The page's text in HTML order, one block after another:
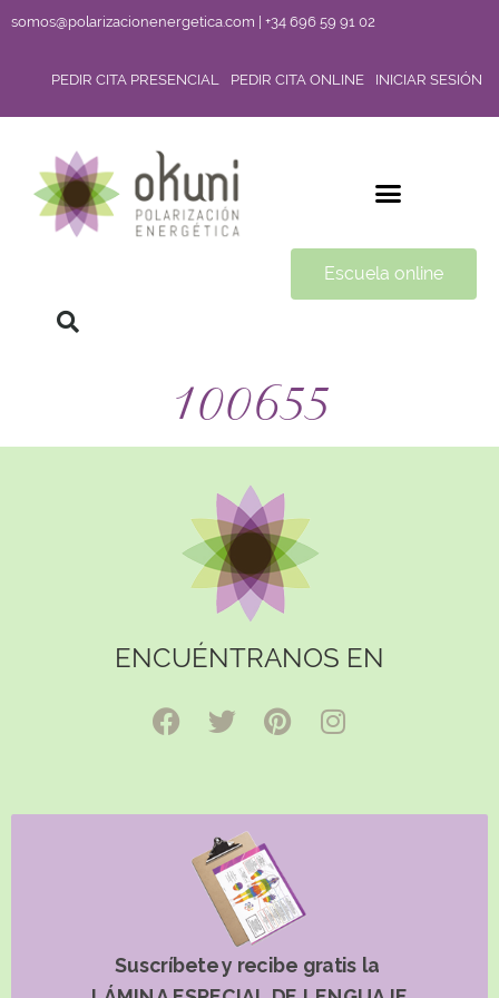
somos@polarizacionenergetica.com | +34 696 59 91 02
PEDIR CITA PRESENCIAL PEDIR CITA ONLINE INICIAR SESIÓN
Escuela online
100655
ENCUÉNTRANOS EN
Suscríbete y recibe gratis la